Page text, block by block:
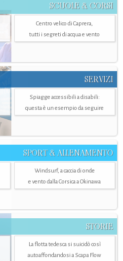
SCUOLE & CORSI
Centro velico di Caprera,
tutti i segreti di acqua e vento
SERVIZI
Spiagge accessibili a disabili:
questa è un esempio da seguire
SPORT & ALLENAMENTO
Windsurf, a caccia di onde
e vento dalla Corsica a Okinawa
STORIE
La flotta tedesca si suicidò così
autoaffondandosi a Scapa Flow